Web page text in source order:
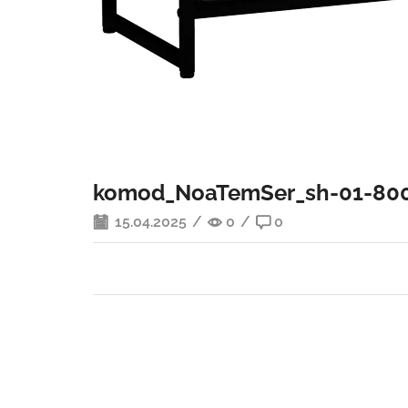
komod_NoaTemSer_sh-01-
15.04.2025 / 0 / 0